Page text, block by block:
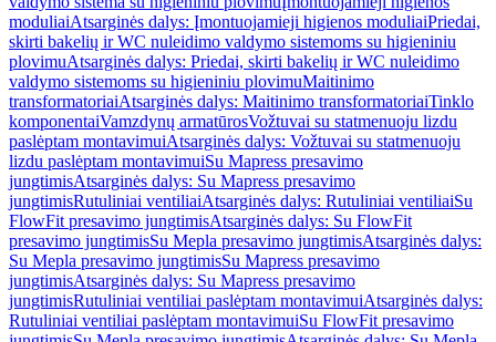
moduliaiAtsarginės dalys: Įmontuojamieji higienos moduliaiPriedai,
skirti bakelių ir WC nuleidimo valdymo sistemoms su higieniniu
plovimuAtsarginės dalys: Priedai, skirti bakelių ir WC nuleidimo
valdymo sistemoms su higieniniu plovimuMaitinimo
transformatoriaiAtsarginės dalys: Maitinimo transformatoriaiTinklo
komponentaiVamzdynų armatūrosVožtuvai su statmenuoju lizdu
paslėptam montavimuiAtsarginės dalys: Vožtuvai su statmenuoju
lizdu paslėptam montavimuiSu Mapress presavimo
jungtimisAtsarginės dalys: Su Mapress presavimo
jungtimisRutuliniai ventiliaiAtsarginės dalys: Rutuliniai ventiliaiSu
FlowFit presavimo jungtimisAtsarginės dalys: Su FlowFit
presavimo jungtimisSu Mepla presavimo jungtimisAtsarginės dalys:
Su Mepla presavimo jungtimisSu Mapress presavimo
jungtimisAtsarginės dalys: Su Mapress presavimo
jungtimisRutuliniai ventiliai paslėptam montavimuiAtsarginės dalys:
Rutuliniai ventiliai paslėptam montavimuiSu FlowFit presavimo